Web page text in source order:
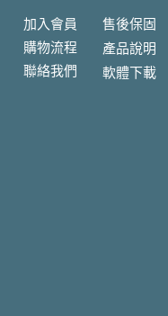
加入會員
購物流程
聯絡我們
售後保固
產品說明
軟體下載